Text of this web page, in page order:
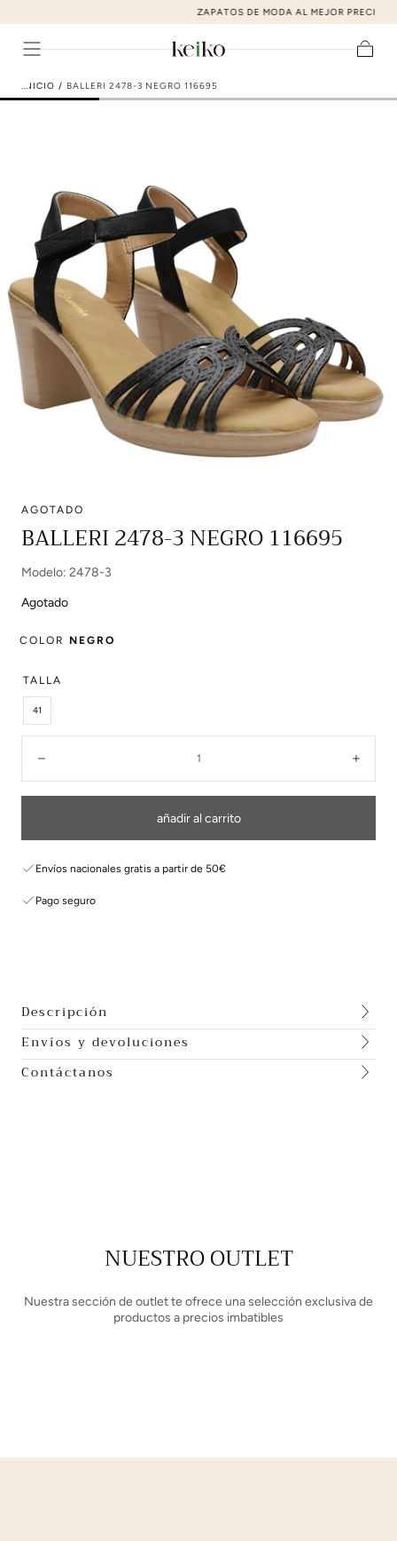
ir al contenido
ZAPATOS DE MODA AL MEJOR PRECIO
multimedia
en
modal
INICIO / BALLERI 2478-3 NEGRO 116695
AGOTADO
BALLERI 2478-3 NEGRO 116695
Modelo: 2478-3
Agotado
COLOR NEGRO
TALLA
41
añadir al carrito
Envíos nacionales gratis a partir de 50€
Pago seguro
Descripción
Envíos y devoluciones
Contáctanos
NUESTRO OUTLET
Nuestra sección de outlet te ofrece una selección exclusiva de
productos a precios imbatibles